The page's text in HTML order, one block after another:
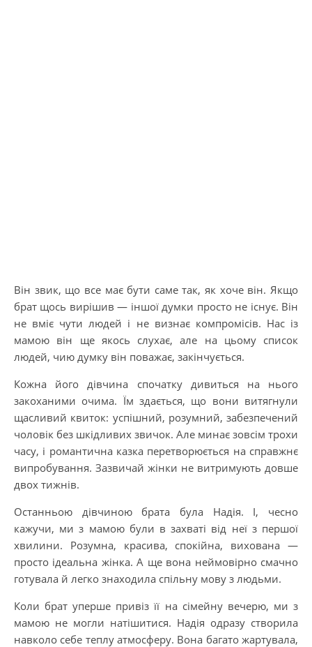
Він звик, що все має бути саме так, як хоче він. Якщо
брат щось вирішив — іншої думки просто не існує. Він
не вміє чути людей і не визнає компромісів. Нас із
мамою він ще якось слухає, але на цьому список
людей, чию думку він поважає, закінчується.
Кожна його дівчина спочатку дивиться на нього
закоханими очима. Їм здається, що вони витягнули
щасливий квиток: успішний, розумний, забезпечений
чоловік без шкідливих звичок. Але минає зовсім трохи
часу, і романтична казка перетворюється на справжнє
випробування. Зазвичай жінки не витримують довше
двох тижнів.
Останньою дівчиною брата була Надія. І, чесно
кажучи, ми з мамою були в захваті від неї з першої
хвилини. Розумна, красива, спокійна, вихована —
просто ідеальна жінка. А ще вона неймовірно смачно
готувала й легко знаходила спільну мову з людьми.
Коли брат уперше привіз її на сімейну вечерю, ми з
мамою не могли натішитися. Надія одразу створила
навколо себе теплу атмосферу. Вона багато жартувала,